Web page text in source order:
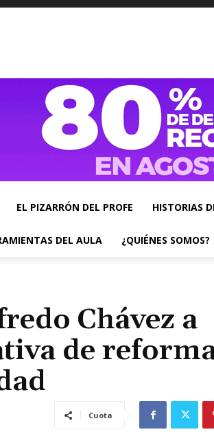
EL PIZARRÓN DEL PROFE HISTORIAS
DEL AULA ¿QUIÉNES SOMOS?
Chávez a
de
Cuota